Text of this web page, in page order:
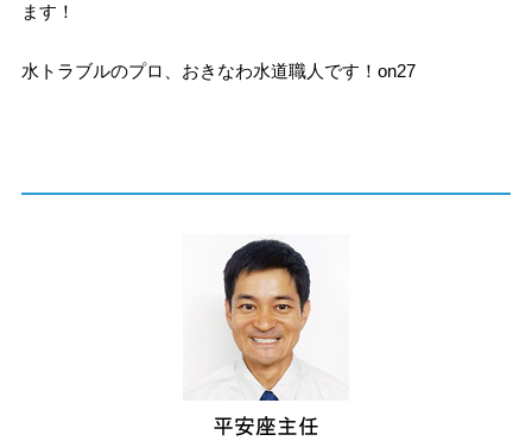
ます！
水トラブルのプロ、おきなわ水道職人です！on27